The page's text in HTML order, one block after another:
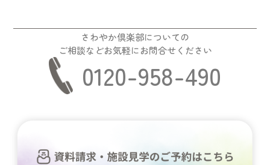
さわやか倶楽部についての
ご相談などお気軽にお問合せください
0120-958-490